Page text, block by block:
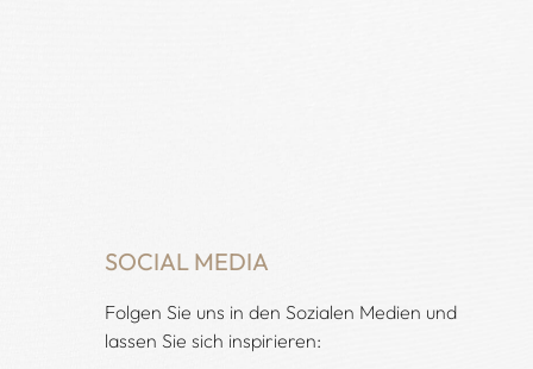
SOCIAL MEDIA
Folgen Sie uns in den Sozialen Medien und
lassen Sie sich inspirieren: